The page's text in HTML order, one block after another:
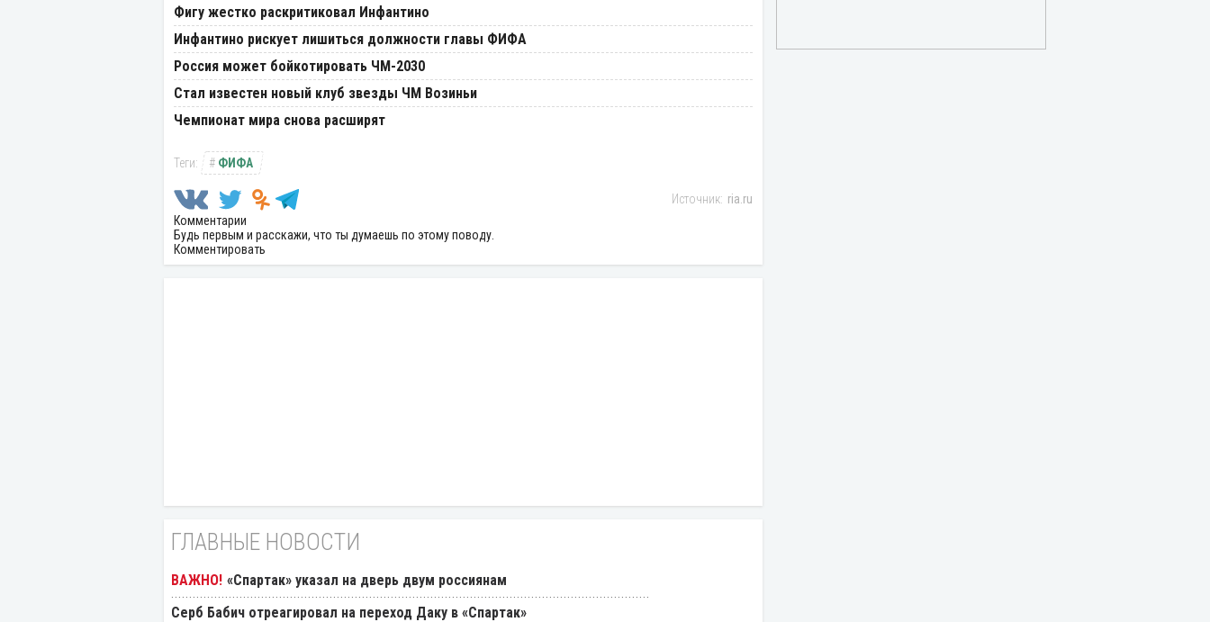
Фигу жестко раскритиковал Инфантино
Инфантино рискует лишиться должности главы ФИФА
Россия может бойкотировать ЧМ-2030
Стал известен новый клуб звезды ЧМ Возиньи
Чемпионат мира снова расширят
ФИФА
ria.ru
Комментарии
Будь первым и расскажи, что ты думаешь по этому поводу.
Комментировать
ГЛАВНЫЕ НОВОСТИ
«Спартак» указал на дверь двум россиянам
Серб Бабич отреагировал на переход Даку в «Спартак»